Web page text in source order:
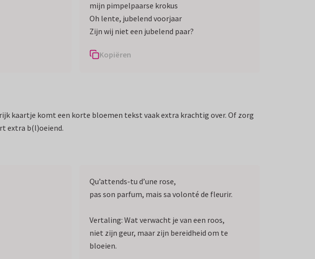
mijn pimpelpaarse krokus
Oh lente, jubelend voorjaar
Zijn wij niet een jubelend paar?
Kopiëren
kaartje komt een korte bloemen tekst vaak extra krachtig over. Of zorg
extra b(l)oeiend.
Qu’attends-tu d’une rose,
pas son parfum, mais sa volonté de fleurir.
Vertaling: Wat verwacht je van een roos,
niet zijn geur, maar zijn bereidheid om te
bloeien.